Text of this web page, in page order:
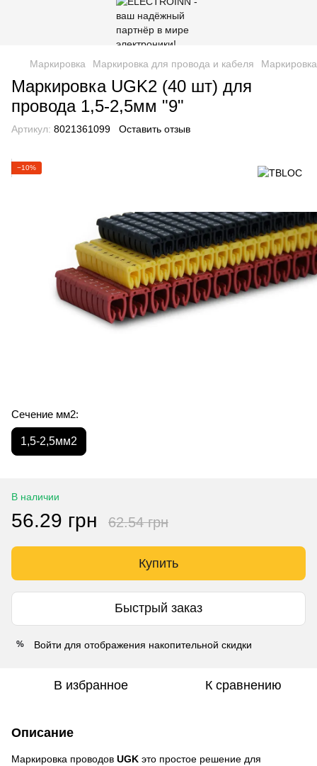
Маркировка Маркировка для провода и кабеля
Маркировка UGK2 (40 шт) для
провода 1,5-2,5мм "9"
Артикул: 8021361099 Оставить отзыв
−10%
Сечение мм2:
1,5-2,5мм2
В наличии
56.29 грн 62.54 грн
Купить
Быстрый заказ
% Войти для отображения накопительной скидки
В избранное К сравнению
Описание
Маркировка проводов UGK это простое решение для